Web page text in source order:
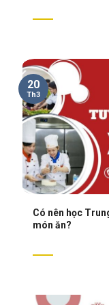
Có nên học
món ăn?
20
Th3